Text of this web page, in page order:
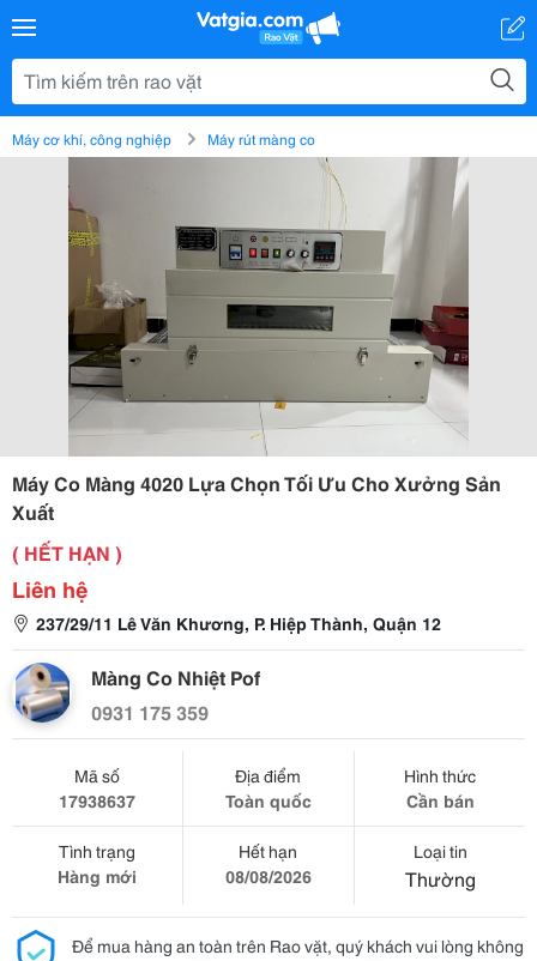
Máy cơ khí, công nghiệp Máy rút màng co
Máy Co Màng 4020 Lựa Chọn Tối Ưu Cho Xưởng Sản
Xuất
( HẾT HẠN )
Liên hệ
237/29/11 Lê Văn Khương, P. Hiệp Thành, Quận 12
Màng Co Nhiệt Pof
0931 175 359
Mã số
17938637
Địa điểm
Toàn quốc
Hình thức
Cần bán
Tình trạng
Hàng mới
Hết hạn
08/08/2026
Loại tin
Thường
Để mua hàng an toàn trên Rao vặt, quý khách vui lòng không